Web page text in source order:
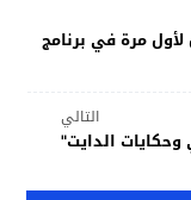
مرة في برنامج
التالي
الدايت"